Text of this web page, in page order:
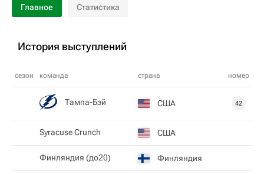
Главное Статистика
История выступлений
сезон команда страна номер
Тампа-Бэй США 42
Syracuse Crunch США
Финляндия (до20) Финляндия